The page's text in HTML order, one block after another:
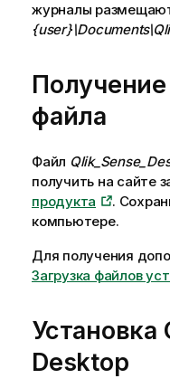
журналы
Получение
файла
Файл
получить на сайте
продукта
.
компьютере.
Для получения
Загрузка файлов
Установка
Desktop